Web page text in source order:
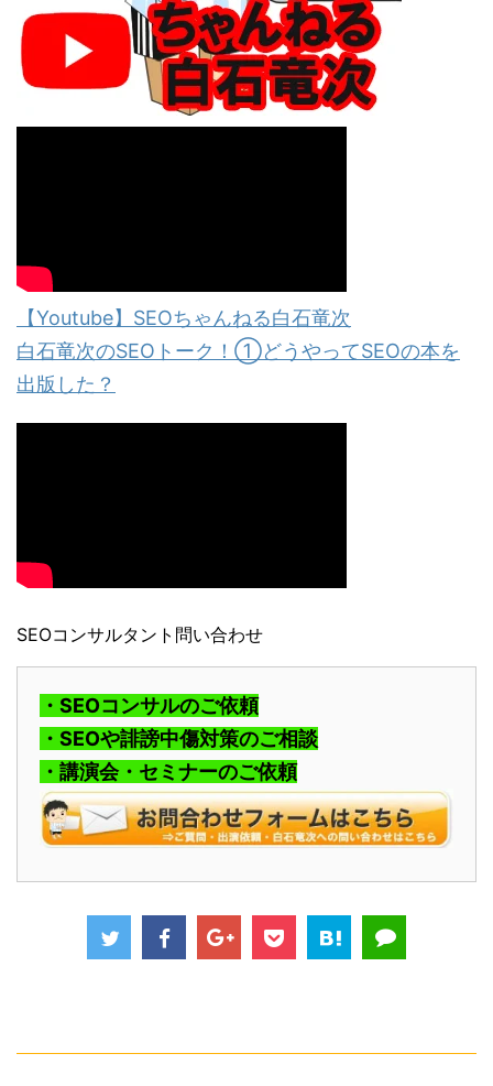
【Youtube】SEOちゃんねる白石竜次
白石竜次のSEOトーク！①どうやってSEOの本を
出版した？
SEOコンサルタント問い合わせ
・SEOコンサルのご依頼
・SEOや誹謗中傷対策のご相談
・講演会・セミナーのご依頼